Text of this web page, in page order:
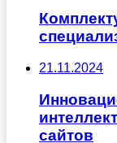
21.11.2024
сайтов